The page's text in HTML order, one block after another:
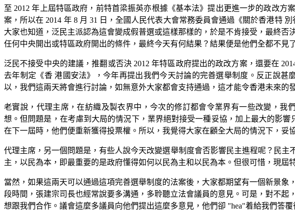
至 2012 年上屆特區政府，前特首梁振英亦根據《基本法》提出更進一步的政改
案，所以在 2014 年 8 月 31 日，全國人民代表大會常務委員會通過《關於香港特
大家也知道，泛民主派認為這會變成假普選或這樣那樣的，於是不肯接受，最終
任何中央開出或特區政府開出的條件，最終今天有何結果？結果便是他們全都不見
泛民不接受中央的建議，推翻或否決 2012 年特區政府提出的政改方案，還要在
去年制定《香 港國安法》，今年再提出我們今天討論的完善選舉制度。反正說
以，我們這兩天將會進行討論，如無意外大家都會支持通過，這才能令香港未來的
老實說，代理主席，在紡織及製衣界中，今次的修訂都會令業界有一些改變，
想。但問題是，在考慮到大局的情況下，業界絕對接受一種妥協，加上最大的影
在下一屆時，他們便重新獲得投票權。所以，我覺得大家在顧全大局的情況下，妥
代理主席，另一個問題是，有些人說今天改變選舉制度會否影響民主進程呢？民
主，以民為本，即最重要的是政府懂得如何以民為主和以民為本。但很可惜，現屆
當然，如果這兩天可以通過這項完善選舉制度的法案後，大家都期望有一個新景
段時間，張建宗司長也經常說要多溝通，多聆聽立法會議員的意見。可是，對不
想跟我們合作。議會這麼多議員向他們提出這麼多意見，他們卻 "hea"着給我們答